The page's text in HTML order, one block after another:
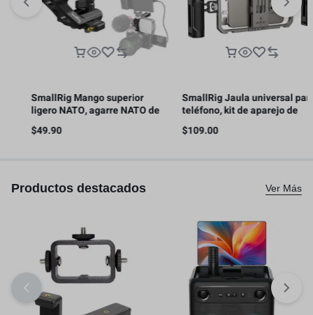
SmallRig Mango superior
ligero NATO, agarre NATO de
liberación rápida con riel NATO
– 4345
49.90
SmallRig Jaula universal para
teléfono, kit de aparejo de
video para teléfono inteligente
con asas
109.00
Productos destacados Ver Más